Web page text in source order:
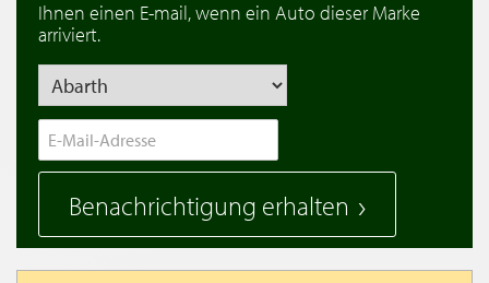
Ihnen einen E-mail, wenn ein Auto dieser Marke
arriviert.
Benachrichtigung erhalten